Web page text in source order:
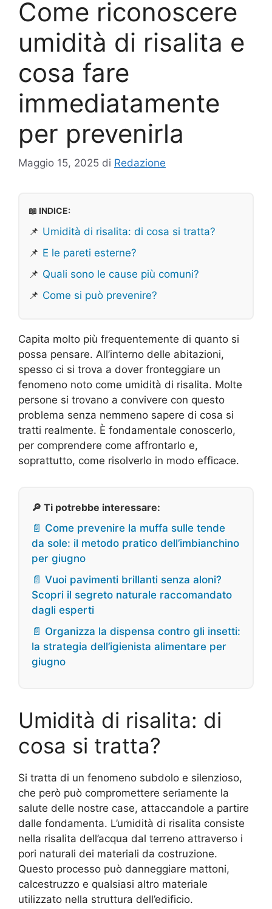
Come riconoscere
umidità di risalita e
cosa fare
immediatamente
per prevenirla
Maggio 15, 2025 di Redazione
📖 INDICE:
📌 Umidità di risalita: di cosa si tratta?
📌 E le pareti esterne?
📌 Quali sono le cause più comuni?
📌 Come si può prevenire?
Capita molto più frequentemente di quanto si
possa pensare. All’interno delle abitazioni,
spesso ci si trova a dover fronteggiare un
fenomeno noto come umidità di risalita. Molte
persone si trovano a convivere con questo
problema senza nemmeno sapere di cosa si
tratti realmente. È fondamentale conoscerlo,
per comprendere come affrontarlo e,
soprattutto, come risolverlo in modo efficace.
🔎 Ti potrebbe interessare:
📄 Come prevenire la muffa sulle tende
da sole: il metodo pratico dell’imbianchino
per giugno
📄 Vuoi pavimenti brillanti senza aloni?
Scopri il segreto naturale raccomandato
dagli esperti
📄 Organizza la dispensa contro gli insetti:
la strategia dell’igienista alimentare per
giugno
Umidità di risalita: di
cosa si tratta?
Si tratta di un fenomeno subdolo e silenzioso,
che però può compromettere seriamente la
salute delle nostre case, attaccandole a partire
dalle fondamenta. L’umidità di risalita consiste
nella risalita dell’acqua dal terreno attraverso i
pori naturali dei materiali da costruzione.
Questo processo può danneggiare mattoni,
calcestruzzo e qualsiasi altro materiale
utilizzato nella struttura dell’edificio.